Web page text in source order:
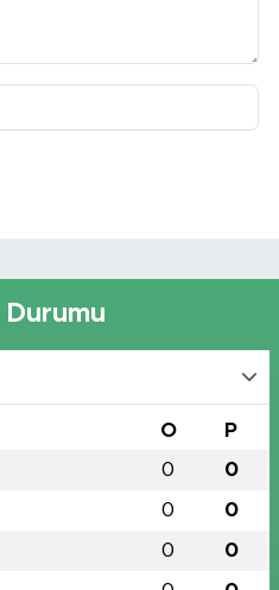
O P
0 0
0 0
0 0